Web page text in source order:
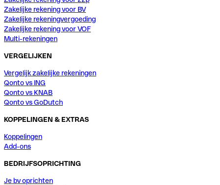
Zakelijke rekening voor BV
Zakelijke rekeningvergoeding
Zakelijke rekening voor VOF
Multi-rekeningen
VERGELIJKEN
Vergelijk zakelijke rekeningen
Qonto vs ING
Qonto vs KNAB
Qonto vs GoDutch
KOPPELINGEN & EXTRAS
Koppelingen
Add-ons
BEDRIJFSOPRICHTING
Je bv oprichten